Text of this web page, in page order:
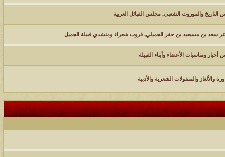
مشاركات المشاهدات
آخر مشاركة
مشاركات المشاهدات
آخر مشاركة
1324
641034
مشاركات المشاهدات
408
276456 آخر رد:خلف المهدي
مشاركات المشاهدات
آخر مشاركة
17
96122 آخر رد:ابن صلفيق
مشاركات المشاهدات آخر مشاركة
التاريخ والموروث الشعبي, مجلس القبائل العربية
سعد بن مسيعيد بن حفر الجميلي, قروب شعراء ومنشدي قبيلة الجميل
ومناسبات الأعضاء وأبناء القبيلة
والألغاز والمنقولات الشعرية والأدبية